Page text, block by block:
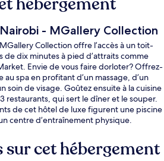
- MGallery Collection
Collection offre l’accès à un toit-
de dix minutes à pied d’attraits comme
Envie de vous faire dorloter? Offrez-
spa en profitant d’un massage, d’un
soin de visage. Goûtez ensuite à la cuisine
restaurants, qui sert le dîner et le souper.
de cet hôtel de luxe figurent une piscine
centre d’entraînement physique.
sur cet hébergement